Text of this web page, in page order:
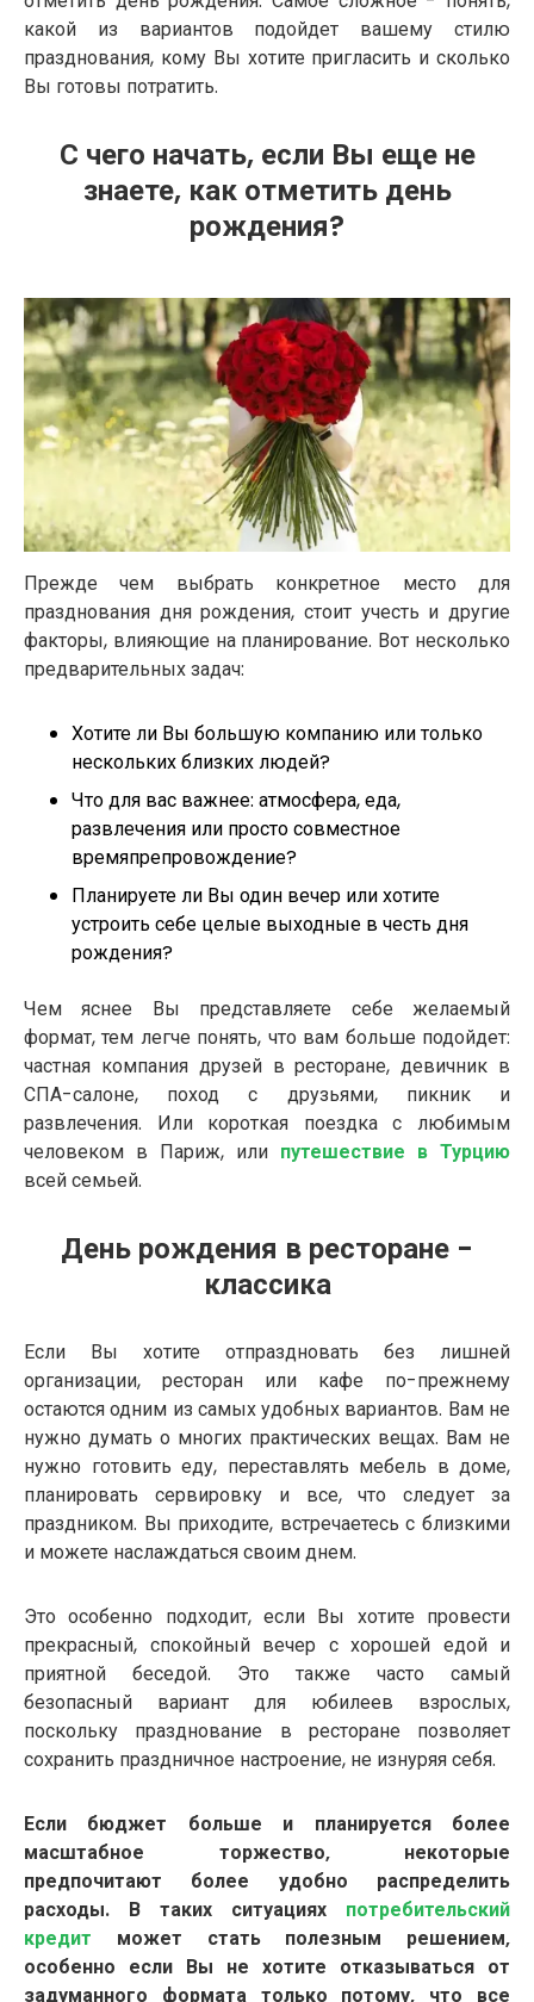
какой из вариантов подойдет вашему стилю
празднования, кому Вы хотите пригласить и сколько
Вы готовы потратить.
С чего начать, если Вы еще не
знаете, как отметить день
рождения?
Прежде чем выбрать конкретное место для
празднования дня рождения, стоит учесть и другие
факторы, влияющие на планирование. Вот несколько
предварительных задач:
Хотите ли Вы большую компанию или только
нескольких близких людей?
Что для вас важнее: атмосфера, еда,
развлечения или просто совместное
времяпрепровождение?
Планируете ли Вы один вечер или хотите
устроить себе целые выходные в честь дня
рождения?
Чем яснее Вы представляете себе желаемый
формат, тем легче понять, что вам больше подойдет:
частная компания друзей в ресторане, девичник в
СПА-салоне, поход с друзьями, пикник и
развлечения. Или короткая поездка с любимым
человеком в Париж, или путешествие в Турцию
всей семьей.
День рождения в ресторане -
классика
Если Вы хотите отпраздновать без лишней
организации, ресторан или кафе по-прежнему
остаются одним из самых удобных вариантов. Вам не
нужно думать о многих практических вещах. Вам не
нужно готовить еду, переставлять мебель в доме,
планировать сервировку и все, что следует за
праздником. Вы приходите, встречаетесь с близкими
и можете наслаждаться своим днем.
Это особенно подходит, если Вы хотите провести
прекрасный, спокойный вечер с хорошей едой и
приятной беседой. Это также часто самый
безопасный вариант для юбилеев взрослых,
поскольку празднование в ресторане позволяет
сохранить праздничное настроение, не изнуряя себя.
Если бюджет больше и планируется более
масштабное торжество, некоторые
предпочитают более удобно распределить
расходы. В таких ситуациях потребительский
кредит может стать полезным решением,
особенно если Вы не хотите отказываться от
задуманного формата только потому, что все